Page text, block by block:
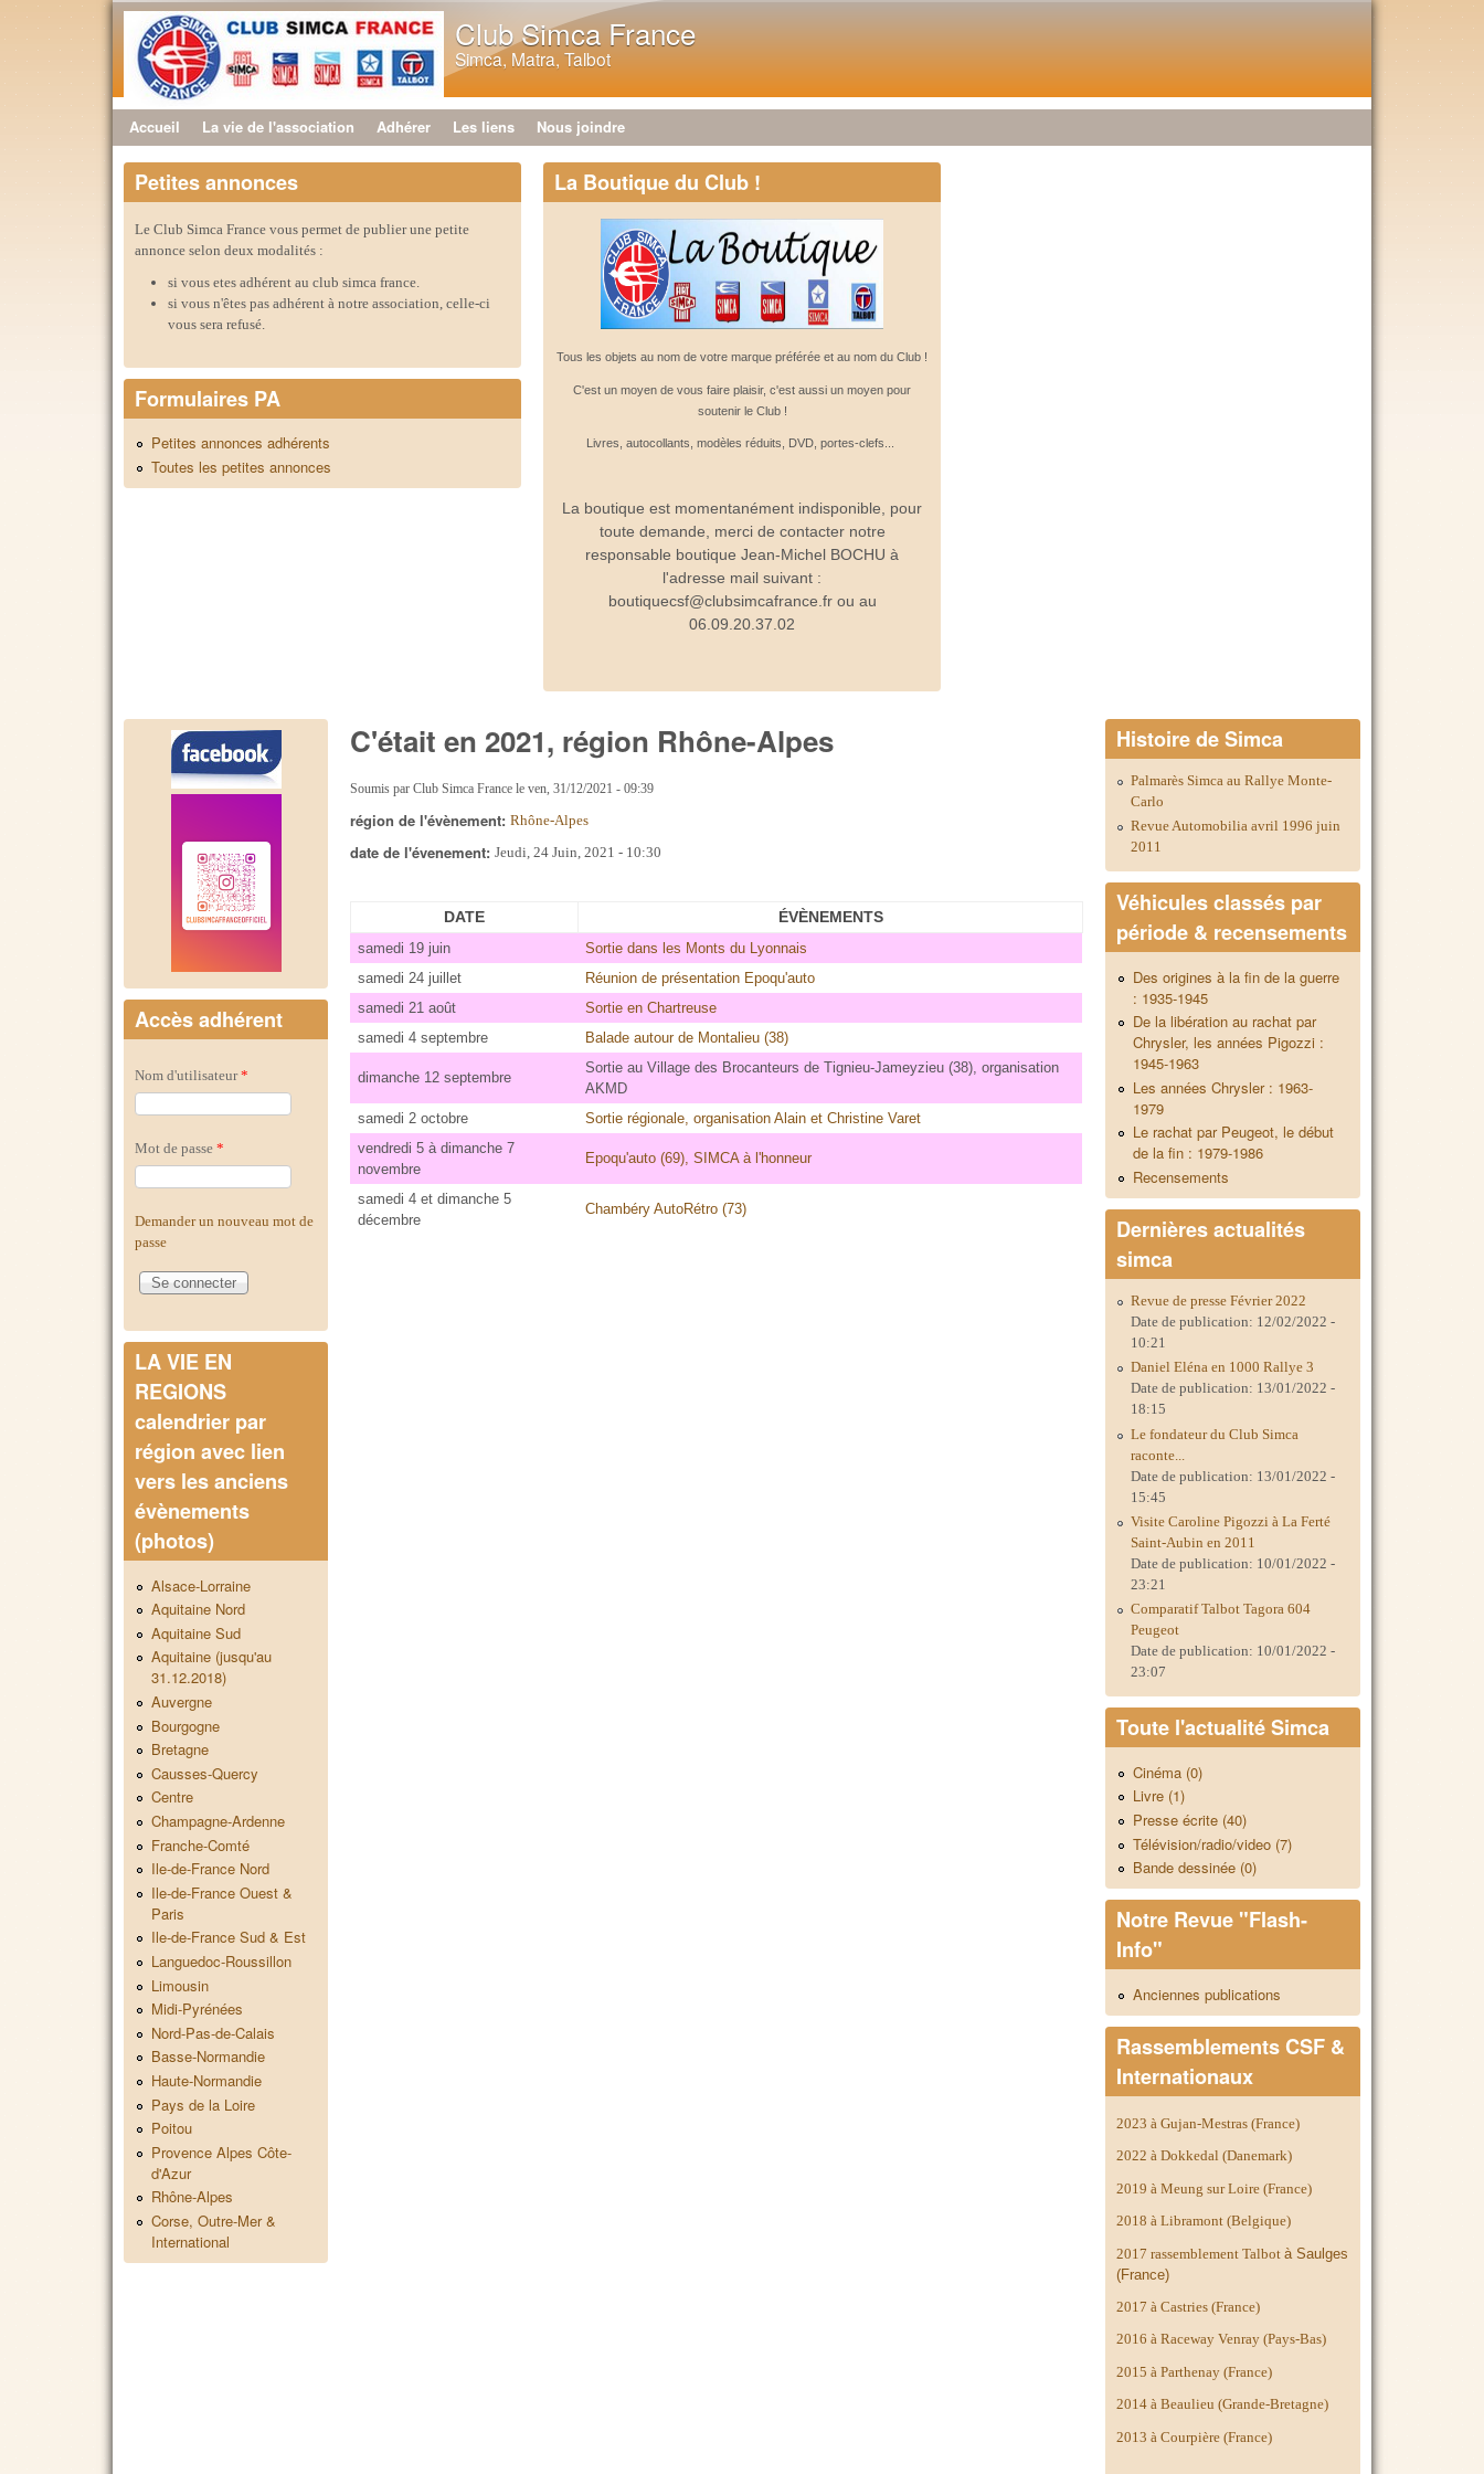
Club Simca France
Simca, Matra, Talbot
Menu principal
Accueil La vie de l'association Adhérer Les liens Nous joindre
Petites annonces
Le Club Simca France vous permet de publier une petite
annonce selon deux modalités :
si vous etes adhérent au club simca france.
si vous n'êtes pas adhérent à notre association, celle-ci
vous sera refusé.
Formulaires PA
Petites annonces adhérents
Toutes les petites annonces
La Boutique du Club !
Tous les objets au nom de votre marque préférée et au nom du Club !
C'est un moyen de vous faire plaisir, c'est aussi un moyen pour
soutenir le Club !
Livres, autocollants, modèles réduits, DVD, portes-clefs...
La boutique est momentanément indisponible, pour
toute demande, merci de contacter notre
responsable boutique Jean-Michel BOCHU à
l'adresse mail suivant :
boutiquecsf@clubsimcafrance.fr ou au
06.09.20.37.02
C'était en 2021, région Rhône-Alpes
Soumis parClub Simca France leven, 31/12/2021 - 09:39
région de l'évènement:Rhône-Alpes
date de l'évenement:Jeudi, 24 Juin, 2021 - 10:30
DATE ÉVÈNEMENTS
samedi 19 juin
Sortie dans les Monts du Lyonnais
samedi 24 juillet
Réunion de présentation Epoqu'auto
samedi 21 août
Sortie en Chartreuse
samedi 4 septembre
Balade autour de Montalieu (38)
dimanche 12 septembre
Sortie au Village des Brocanteurs de Tignieu-Jameyzieu (38), organisation
AKMD
samedi 2 octobre
Sortie régionale, organisation Alain et Christine Varet
vendredi 5 à dimanche 7
novembre
Epoqu'auto (69), SIMCA à l'honneur
samedi 4 et dimanche 5
décembre
Chambéry AutoRétro (73)
Accès adhérent
Nom d'utilisateur*
Mot de passe *
Demander un nouveau mot de
passe
LA VIE EN
REGIONS
calendrier par
région avec lien
vers les anciens
évènements
(photos)
Alsace-Lorraine
Aquitaine Nord
Aquitaine Sud
Aquitaine (jusqu'au
31.12.2018)
Auvergne
Bourgogne
Bretagne
Causses-Quercy
Centre
Champagne-Ardenne
Franche-Comté
Ile-de-France Nord
Ile-de-France Ouest &
Paris
Ile-de-France Sud & Est
Languedoc-Roussillon
Limousin
Midi-Pyrénées
Nord-Pas-de-Calais
Basse-Normandie
Haute-Normandie
Pays de la Loire
Poitou
Provence Alpes Côte-
d'Azur
Rhône-Alpes
Corse, Outre-Mer &
International
Histoire de Simca
Palmarès Simca au Rallye Monte-
Carlo
Revue Automobilia avril 1996 juin
2011
Véhicules classés par
période & recensements
Des origines à la fin de la guerre
: 1935-1945
De la libération au rachat par
Chrysler, les années Pigozzi :
1945-1963
Les années Chrysler : 1963-
1979
Le rachat par Peugeot, le début
de la fin : 1979-1986
Recensements
Dernières actualités
simca
Revue de presse Février 2022
Date de publication: 12/02/2022 -
10:21
Daniel Eléna en 1000 Rallye 3
Date de publication: 13/01/2022 -
18:15
Le fondateur du Club Simca
raconte...
Date de publication: 13/01/2022 -
15:45
Visite Caroline Pigozzi à La Ferté
Saint-Aubin en 2011
Date de publication: 10/01/2022 -
23:21
Comparatif Talbot Tagora 604
Peugeot
Date de publication: 10/01/2022 -
23:07
Toute l'actualité Simca
Cinéma (0)
Livre (1)
Presse écrite (40)
Télévision/radio/video (7)
Bande dessinée (0)
Notre Revue "Flash-
Info"
Anciennes publications
Rassemblements CSF &
Internationaux
2023 à Gujan-Mestras (France)
2022 à Dokkedal (Danemark)
2019 à Meung sur Loire (France)
2018 à Libramont (Belgique)
2017 rassemblement Talbotà Saulges
(France)
2017 à Castries (France)
2016 à Raceway Venray (Pays-Bas)
2015 à Parthenay (France)
2014 àBeaulieu (Grande-Bretagne)
2013 à Courpière (France)